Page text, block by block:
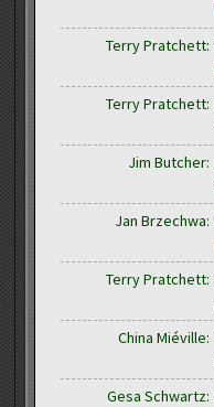
Terry Pratchett:
Terry Pratchett:
Jim Butcher:
Jan Brzechwa:
Terry Pratchett:
China Miéville:
Gesa Schwartz: